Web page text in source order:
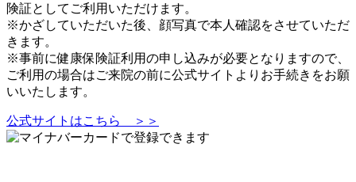
険証としてご利用いただけます。
※かざしていただいた後、顔写真で本人確認をさせていただ
きます。
※事前に健康保険証利用の申し込みが必要となりますので、
ご利用の場合はご来院の前に公式サイトよりお手続きをお願
いいたします。
公式サイトはこちら ＞＞